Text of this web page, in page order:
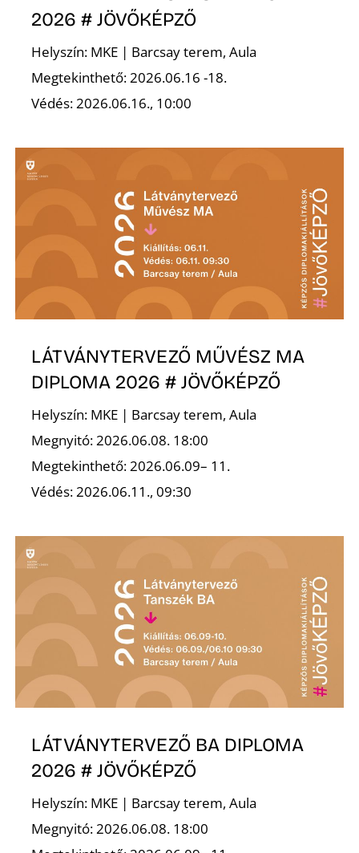
2026 # JÖVŐKÉPZŐ
Helyszín: MKE | Barcsay terem, Aula
Megtekinthető: 2026.06.16 -18.
Védés: 2026.06.16., 10:00
LÁTVÁNYTERVEZŐ MŰVÉSZ MA
DIPLOMA 2026 # JÖVŐKÉPZŐ
Helyszín: MKE | Barcsay terem, Aula
Megnyitó: 2026.06.08. 18:00
Megtekinthető: 2026.06.09– 11.
Védés: 2026.06.11., 09:30
LÁTVÁNYTERVEZŐ BA DIPLOMA
2026 # JÖVŐKÉPZŐ
Helyszín: MKE | Barcsay terem, Aula
Megnyitó: 2026.06.08. 18:00